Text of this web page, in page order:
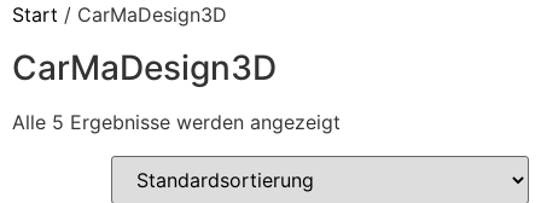
Start / CarMaDesign3D
CarMaDesign3D
Alle 5 Ergebnisse werden angezeigt